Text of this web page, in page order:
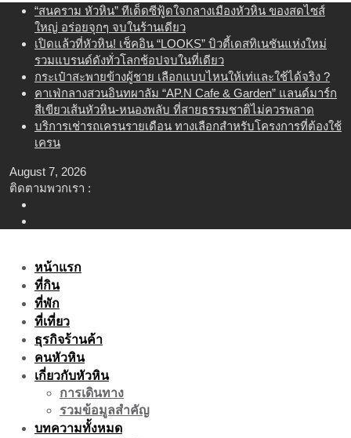
content
“สนคราม หัวหิน” ทีเด็ดซีฟู้ดใจกลางเมืองหัวหิน ของสดไซส์
ใหญ่ อร่อยจุกๆ จบในร้านเดียว
เปิดแล้วที่หัวหิน! เช็คอิน “LOOKS” บิวตี้เดสทิเนชันแห่งใหม่
รวมแบรนด์ดังทั่วโลกช้อปจบในที่เดียว
กระเป๋าสะพายข้างผู้ชาย เลือกแบบไหนให้เท่และใช้ได้จริง ?
คาเฟ่กลางสวนอินทผาลัม “AP.N Cafe & Garden” แลนด์มาร์ก
สีเขียวเส้นหัวหิน-หนองพลับ ที่สายธรรมชาติไม่ควรพลาด
บริการเช่ารถเครนรายเดือน ทางเลือกสำหรับโครงการที่ต้องใช้
เครน
August 7, 2026
ติดตามพวกเรา :
หน้าแรก
ที่กิน
ที่พัก
ที่เที่ยว
ธุรกิจร้านค้า
คนหัวหิน
เกี่ยวกับหัวหิน
การเดินทาง
รวมข้อมูลสำคัญ
บทความทั้งหมด